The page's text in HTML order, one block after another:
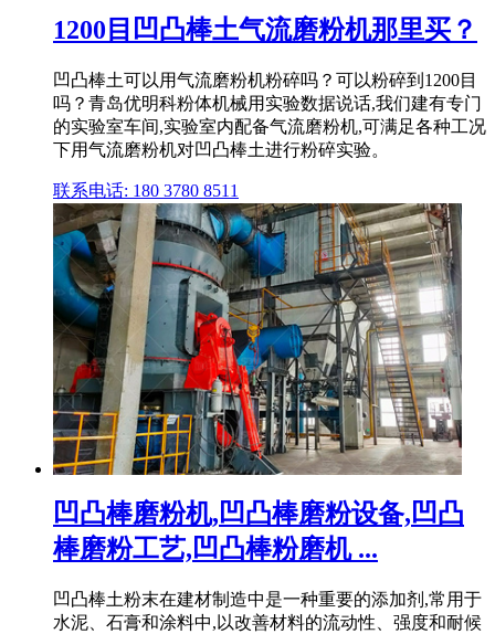
1200目凹凸棒土气流磨粉机那里买？
凹凸棒土可以用气流磨粉机粉碎吗？可以粉碎到1200目
吗？青岛优明科粉体机械用实验数据说话,我们建有专门
的实验室车间,实验室内配备气流磨粉机,可满足各种工况
下用气流磨粉机对凹凸棒土进行粉碎实验。
联系电话: 180 3780 8511
凹凸棒磨粉机,凹凸棒磨粉设备,凹凸
棒磨粉工艺,凹凸棒粉磨机 ...
凹凸棒土粉末在建材制造中是一种重要的添加剂,常用于
水泥、石膏和涂料中,以改善材料的流动性、强度和耐候